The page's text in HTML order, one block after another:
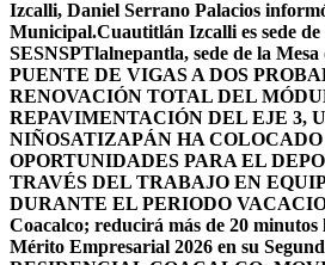
Izcalli, Daniel Serrano Palacios
Municipal.Cuautitlán Izcalli es sede
SESNSPTlalnepantla, sede de la
PUENTE DE VIGAS A DOS
RENOVACIÓN TOTAL DEL
REPAVIMENTACIÓN DEL EJE 3,
NIÑOSATIZAPÁN HA
OPORTUNIDADES PARA EL
TRAVÉS DEL TRABAJO EN
DURANTE EL PERIODO
Coacalco; reducirá más de 20 minutos
Mérito Empresarial 2026 en su